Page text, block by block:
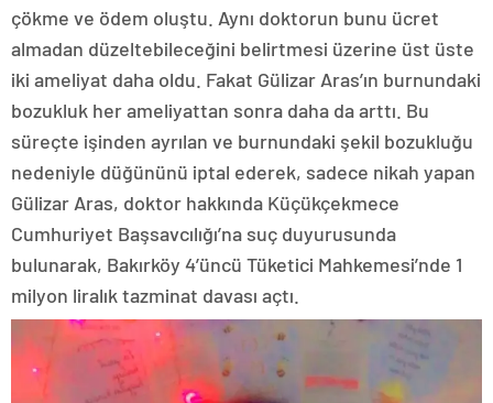
çökme ve ödem oluştu. Aynı doktorun bunu ücret
almadan düzeltebileceğini belirtmesi üzerine üst üste
iki ameliyat daha oldu. Fakat Gülizar Aras’ın burnundaki
bozukluk her ameliyattan sonra daha da arttı. Bu
süreçte işinden ayrılan ve burnundaki şekil bozukluğu
nedeniyle düğününü iptal ederek, sadece nikah yapan
Gülizar Aras, doktor hakkında Küçükçekmece
Cumhuriyet Başsavcılığı’na suç duyurusunda
bulunarak, Bakırköy 4’üncü Tüketici Mahkemesi’nde 1
milyon liralık tazminat davası açtı.